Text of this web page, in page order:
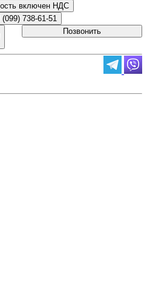
включен НДС
Нужна консультация? Звоните! (099) 738-61-51
Позвонить